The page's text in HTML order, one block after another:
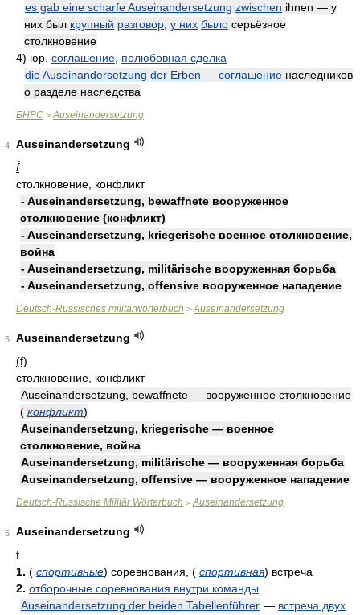
es gab eine scharfe Auseinandersetzung zwischen ihnen — у
них был крупный разговор у них было серьёзное
столкновение
4) юр. соглашение полюбовная сделка
die Auseinandersetzung der Erben — соглашение наследников
о разделе наследства
БНРС > Auseinandersetzung
4
Auseinandersetzung
f́
столкновение, конфликт
- Auseinandersetzung, bewaffnete вооруженное
столкновение (конфликт)
- Auseinandersetzung, kriegerische военное столкновение,
война
- Auseinandersetzung, militärische вооруженная борьба
- Auseinandersetzung, offensive вооруженное нападение
Deutsch-Russisches militärwörterbuch > Auseinandersetzung
5
Auseinandersetzung
(f)
столкновение, конфликт
Auseinandersetzung, bewaffnete — вооруженное столкновение
( конфликт)
Auseinandersetzung, kriegerische — военное
столкновение, война
Auseinandersetzung, militärische — вооруженная борьба
Auseinandersetzung, offensive — вооруженное нападение
Deutsch-Russische Militär Wörterbuch > Auseinandersetzung
6
Auseinandersetzung
f
1. ( спортивные) соревнования, ( спортивная) встреча
2. отборочные соревнования внутри команды
Auseinandersetzung der beiden Tabellenführer — встреча двух